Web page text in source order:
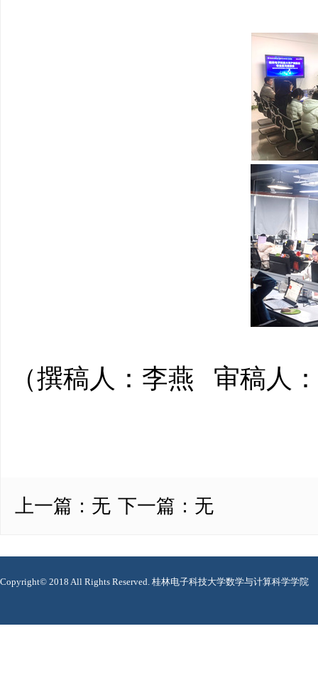
（撰稿人：李燕 审稿人
上一篇： 无 下一篇： 无
Copyright© 2018 All Rights Reserved. 桂林电子科技大学数学与计算科学学院